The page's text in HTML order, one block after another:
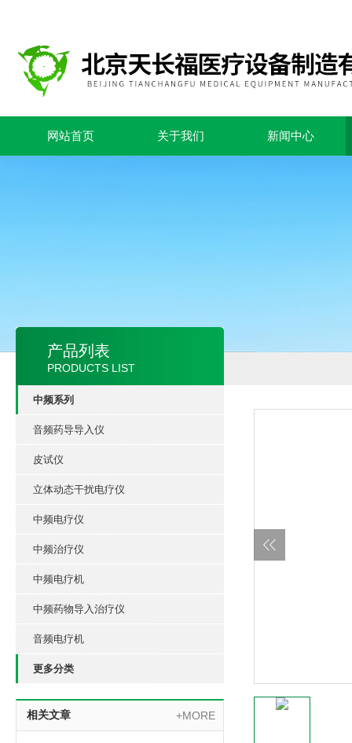
网站首页 关于我们 新闻中心
产品列表
PRODUCTS LIST
中频系列
音频药导导入仪
皮试仪
立体动态干扰电疗仪
中频电疗仪
中频治疗仪
中频电疗机
中频药物导入治疗仪
音频电疗机
更多分类
相关文章 +MORE